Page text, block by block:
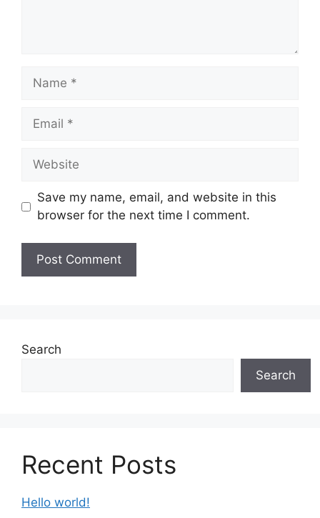
Name
Email
Website
Save my name, email, and website in this
browser for the next time I comment.
Search
Search
Recent Posts
Hello world!